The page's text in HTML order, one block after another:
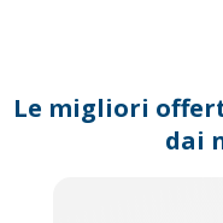
dates.
Le migliori
dai